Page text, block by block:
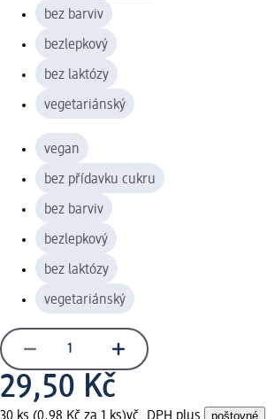
bez barviv
bezlepkový
bez laktózy
vegetariánský
vegan
bez přídavku cukru
bez barviv
bezlepkový
bez laktózy
vegetariánský
29,50 Kč
30 ks (0,98 Kč za 1 ks)vč. DPH plus poštovné